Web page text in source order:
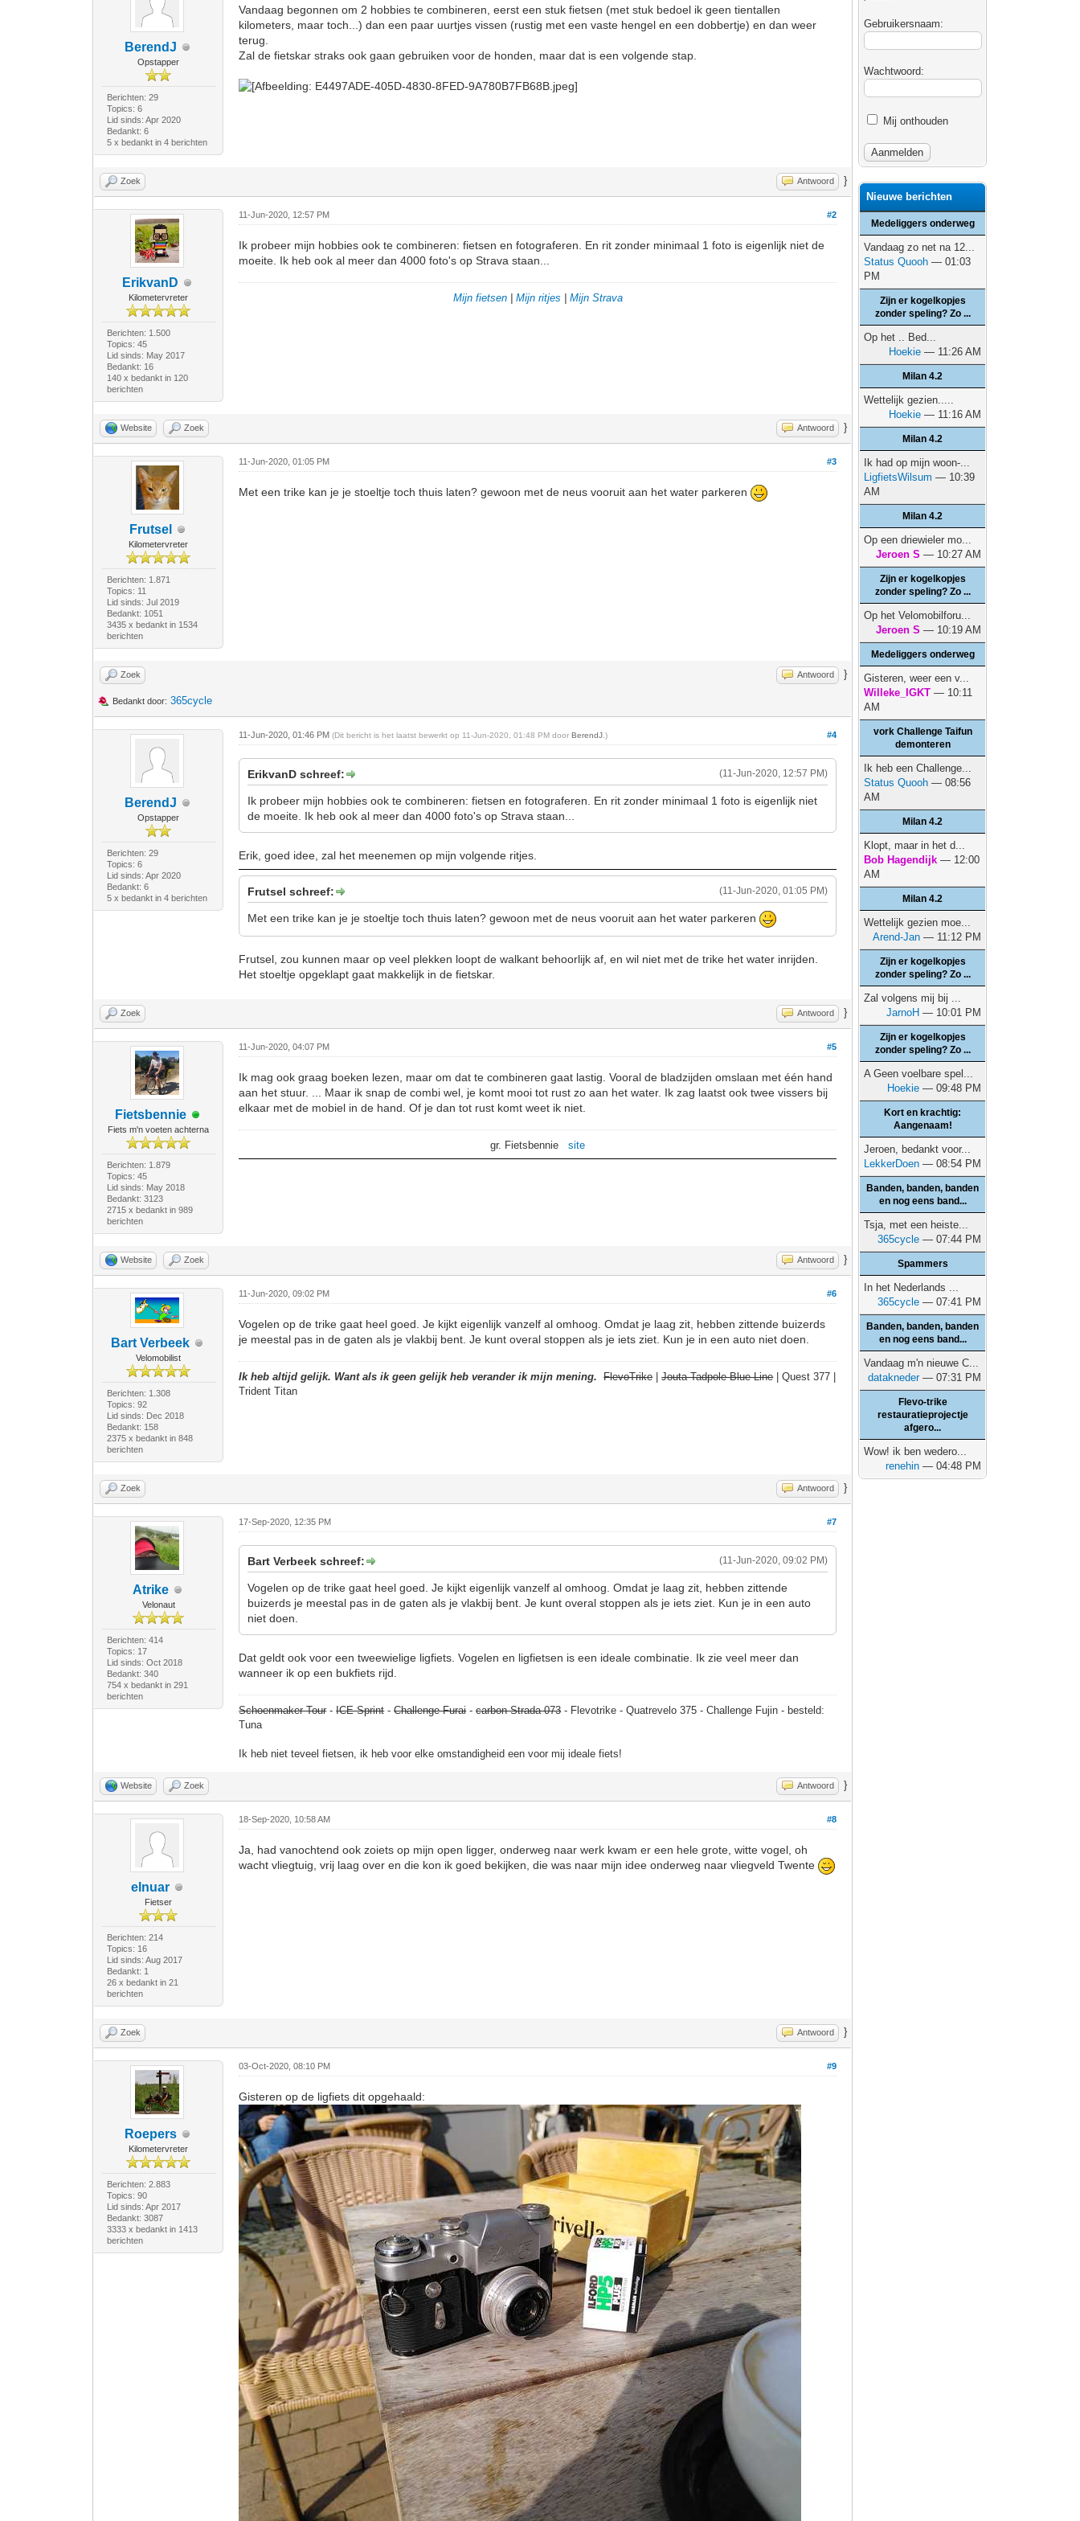
BerendJ
Opstapper
Berichten: 29
Topics: 6
Lid sinds: Apr 2020
Bedankt: 6
5 x bedankt in 4 berichten
Vandaag begonnen om 2 hobbies te combineren, eerst een stuk fietsen (met stuk bedoel ik geen tientallen
kilometers, maar toch...) dan een paar uurtjes vissen (rustig met een vaste hengel en een dobbertje) en dan weer
terug.
Zal de fietskar straks ook gaan gebruiken voor de honden, maar dat is een volgende stap.
Zoek Antwoord }
ErikvanD
Kilometervreter
Berichten: 1.500
Topics: 45
Lid sinds: May 2017
Bedankt: 16
140 x bedankt in 120
berichten
#2
11-Jun-2020, 12:57 PM
Ik probeer mijn hobbies ook te combineren: fietsen en fotograferen. En rit zonder minimaal 1 foto is eigenlijk niet de
moeite. Ik heb ook al meer dan 4000 foto's op Strava staan...
Mijn fietsen| Mijn ritjes Mijn Strava
Website Zoek Antwoord }
Frutsel
Kilometervreter
Berichten: 1.871
Topics: 11
Lid sinds: Jul 2019
Bedankt: 1051
3435 x bedankt in 1534
berichten
#3
11-Jun-2020, 01:05 PM
Met een trike kan je je stoeltje toch thuis laten? gewoon met de neus vooruit aan het water parkeren
Zoek Antwoord }
Bedankt door: 365cycle
BerendJ
Opstapper
Berichten: 29
Topics: 6
Lid sinds: Apr 2020
Bedankt: 6
5 x bedankt in 4 berichten
#4
11-Jun-2020, 01:46 PM(Dit bericht is het laatst bewerkt op 11-Jun-2020, 01:48 PM doorBerendJ .)
(11-Jun-2020, 12:57 PM)
ErikvanD schreef:
Ik probeer mijn hobbies ook te combineren: fietsen en fotograferen. En rit zonder minimaal 1 foto is eigenlijk niet
de moeite. Ik heb ook al meer dan 4000 foto's op Strava staan...
Erik, goed idee, zal het meenemen op mijn volgende ritjes.
(11-Jun-2020, 01:05 PM)
Frutsel schreef:
Met een trike kan je je stoeltje toch thuis laten? gewoon met de neus vooruit aan het water parkeren
Frutsel, zou kunnen maar op veel plekken loopt de walkant behoorlijk af, en wil niet met de trike het water inrijden.
Het stoeltje opgeklapt gaat makkelijk in de fietskar.
Zoek Antwoord }
Fietsbennie
Fiets m'n voeten achterna
Berichten: 1.879
Topics: 45
Lid sinds: May 2018
Bedankt: 3123
2715 x bedankt in 989
berichten
#5
11-Jun-2020, 04:07 PM
Ik mag ook graag boeken lezen, maar om dat te combineren gaat lastig. Vooral de bladzijden omslaan met één hand
aan het stuur. ... Maar ik snap de combi wel, je komt mooi tot rust zo aan het water. Ik zag laatst ook twee vissers bij
elkaar met de mobiel in de hand. Of je dan tot rust komt weet ik niet.
gr. Fietsbenniesite
Website Zoek Antwoord }
Bart Verbeek
Velomobilist
Berichten: 1.308
Topics: 92
Lid sinds: Dec 2018
Bedankt: 158
2375 x bedankt in 848
berichten
#6
11-Jun-2020, 09:02 PM
Vogelen op de trike gaat heel goed. Je kijkt eigenlijk vanzelf al omhoog. Omdat je laag zit, hebben zittende buizerds
je meestal pas in de gaten als je vlakbij bent. Je kunt overal stoppen als je iets ziet. Kun je in een auto niet doen.
Ik heb altijd gelijk. Want als ik geen gelijk heb verander ik mijn mening. FlevoTrike|Jouta Tadpole Blue Line| Quest 377 |
Trident Titan
Zoek Antwoord }
Atrike
Velonaut
Berichten: 414
Topics: 17
Lid sinds: Oct 2018
Bedankt: 340
754 x bedankt in 291
berichten
#7
17-Sep-2020, 12:35 PM
(11-Jun-2020, 09:02 PM)
Bart Verbeek schreef:
Vogelen op de trike gaat heel goed. Je kijkt eigenlijk vanzelf al omhoog. Omdat je laag zit, hebben zittende
buizerds je meestal pas in de gaten als je vlakbij bent. Je kunt overal stoppen als je iets ziet. Kun je in een auto
niet doen.
Dat geldt ook voor een tweewielige ligfiets. Vogelen en ligfietsen is een ideale combinatie. Ik zie veel meer dan
wanneer ik op een bukfiets rijd.
Schoenmaker Tour-ICE Sprint-Challenge Furai-carbon Strada 073- Flevotrike - Quatrevelo 375 - Challenge Fujin - besteld:
Tuna
Ik heb niet teveel fietsen, ik heb voor elke omstandigheid een voor mij ideale fiets!
Website Zoek Antwoord }
elnuar
Fietser
Berichten: 214
Topics: 16
Lid sinds: Aug 2017
Bedankt: 1
26 x bedankt in 21
berichten
#8
18-Sep-2020, 10:58 AM
Ja, had vanochtend ook zoiets op mijn open ligger, onderweg naar werk kwam er een hele grote, witte vogel, oh
wacht vliegtuig, vrij laag over en die kon ik goed bekijken, die was naar mijn idee onderweg naar vliegveld Twente
Zoek Antwoord }
Roepers
Kilometervreter
Berichten: 2.883
Topics: 90
Lid sinds: Apr 2017
Bedankt: 3087
3333 x bedankt in 1413
berichten
#9
03-Oct-2020, 08:10 PM
Gisteren op de ligfiets dit opgehaald:
Gebruikersnaam:
Wachtwoord:
Mij onthouden
Nieuwe berichten
Medeliggers onderweg
Vandaag zo net na 12...
Status Quooh — 01:03
PM
Zijn er kogelkopjes
zonder speling? Zo ...
Op het .. Bed...
Hoekie — 11:26 AM
Milan 4.2
Wettelijk gezien.....
Hoekie — 11:16 AM
Milan 4.2
Ik had op mijn woon-...
LigfietsWilsum — 10:39
AM
Milan 4.2
Op een driewieler mo...
Jeroen S — 10:27 AM
Zijn er kogelkopjes
zonder speling? Zo ...
Op het Velomobilforu...
Jeroen S — 10:19 AM
Medeliggers onderweg
Gisteren, weer een v...
Willeke_IGKT — 10:11
AM
vork Challenge Taifun
demonteren
Ik heb een Challenge...
Status Quooh — 08:56
AM
Milan 4.2
Klopt, maar in het d...
Bob Hagendijk — 12:00
AM
Milan 4.2
Wettelijk gezien moe...
Arend-Jan — 11:12 PM
Zijn er kogelkopjes
zonder speling? Zo ...
Zal volgens mij bij ...
JarnoH — 10:01 PM
Zijn er kogelkopjes
zonder speling? Zo ...
A Geen voelbare spel...
Hoekie — 09:48 PM
Kort en krachtig:
Aangenaam!
Jeroen, bedankt voor...
LekkerDoen — 08:54 PM
Banden, banden, banden
en nog eens band...
Tsja, met een heiste...
365cycle — 07:44 PM
Spammers
In het Nederlands ...
365cycle — 07:41 PM
Banden, banden, banden
en nog eens band...
Vandaag m'n nieuwe C...
datakneder— 07:31 PM
Flevo-trike
restauratieprojectje
afgero...
Wow! ik ben wedero...
renehin — 04:48 PM